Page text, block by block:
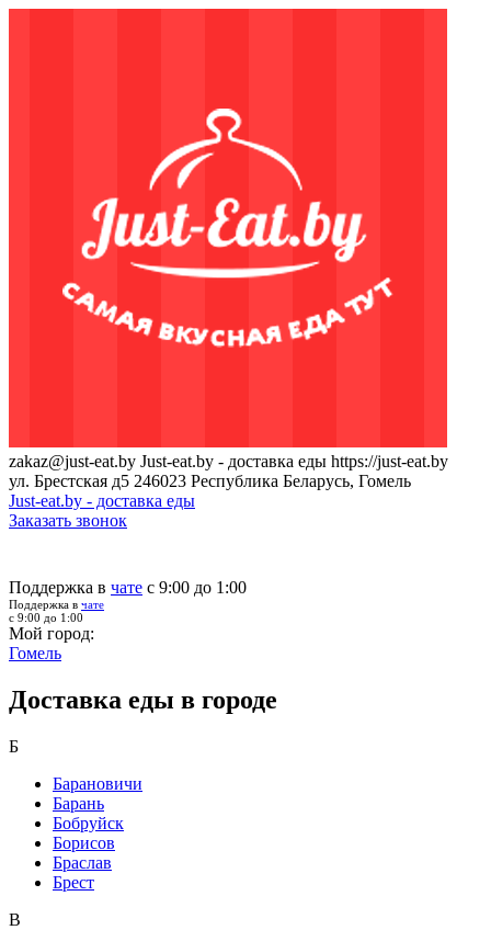
zakaz@just-eat.by Just-eat.by - доставка еды https://just-eat.by
ул. Брестская д5 246023 Республика Беларусь, Гомель
Just-eat.by - доставка еды
Заказать звонок
Поддержка в чате с 9:00 до 1:00
Поддержка в чате
с 9:00 до 1:00
Мой город:
Гомель
Доставка еды в городе
Б
Барановичи
Барань
Бобруйск
Борисов
Браслав
Брест
В